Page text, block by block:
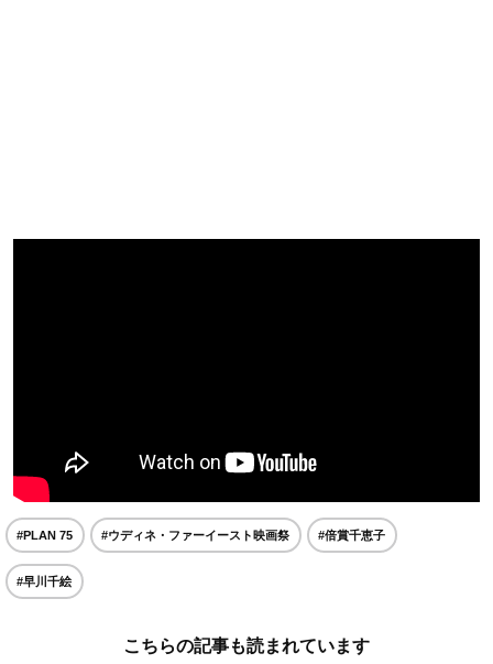
#PLAN 75 #ウディネ・ファーイースト映画祭 #倍賞千恵子
#早川千絵
こちらの記事も読まれています